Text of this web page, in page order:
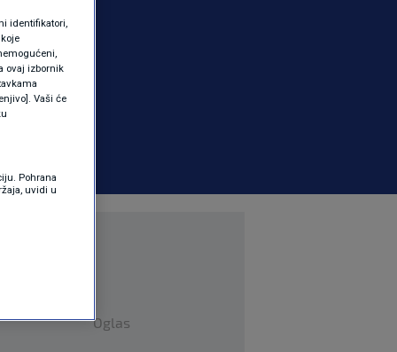
Oglas
identifikatori,
ovaj izbornik
Vaši će
Pohrana
uvidi u